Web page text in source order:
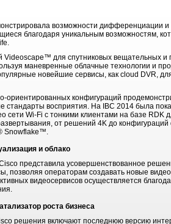
возможности дифференциации
благодаря уникальным возможностям,
для спутниковых вещательных и
маневренные облачные технологии и
новейшие сервисы, как cloud DVR,
ориентированных конфигураций
стандарты восприятия. На IBC 2014 была
сети Wi-Fi с тонкими клиентами на базе RDK
от решений 4K до
Snowflake™.
и облако
представила усовершенствованное
позволяя операторам создавать новые
видеосервисов осуществляется
роста бизнеса
решения включают последнюю версию